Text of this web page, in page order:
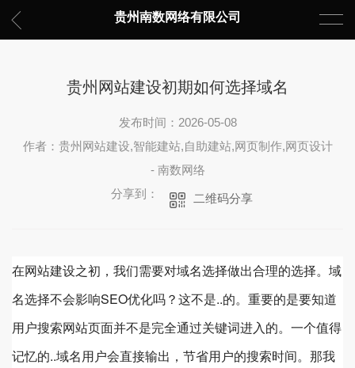
贵州南数网络有限公司
贵州网站建设初期如何选择域名
发布时间：2026-05-08
作者：贵州网站建设,智能建站,自助建站,网页制作,网页设计
- 南数网络
分享到：
二维码分享
在网站建设之初，我们需要对域名选择做出合理的选择。域
名选择不会影响SEO优化吗？这不是..的。重要的是要知道
用户搜索网站页面并不是完全通过关键词进入的。一个值得
记忆的..域名用户会直接输出，节省用户的搜索时间。那我